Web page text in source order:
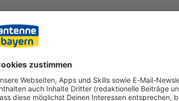
Wacken
festgeklebtes Bierfass an der Stirn, eine
Angrillen sind nur das Wunden-Warm‑Up
der Welt gibt es viele verrückte
(berühmtesten) Acker, sondern nimmt die
Einsatzkräften des Wacken Rescue
Selbst im schrägsten *Schlammassel* … WERBUNG